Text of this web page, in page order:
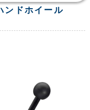
ンドホイール